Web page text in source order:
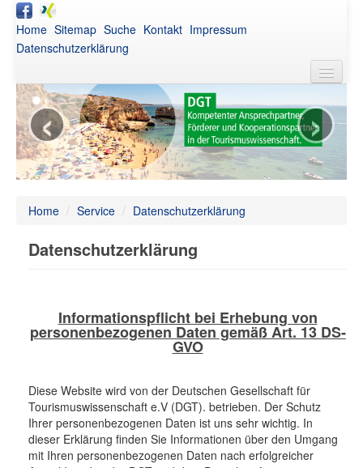
Home Sitemap Suche Kontakt Impressum
Datenschutzerklärung
DGT
Aktuelles
Awards
Veranstaltungen
‹ ›
Home / Service / Datenschutzerklärung
Datenschutzerklärung
Informationspflicht bei Erhebung von
personenbezogenen Daten gemäß Art. 13 DS­
GVO
Diese Website wird von der Deutschen Gesellschaft für
Tourismuswissenschaft e.V (DGT). betrieben. Der Schutz
Ihrer personenbezogenen Daten ist uns sehr wichtig. In
dieser Erklärung finden Sie Informationen über den Umgang
mit Ihren personenbezogenen Daten nach erfolgreicher